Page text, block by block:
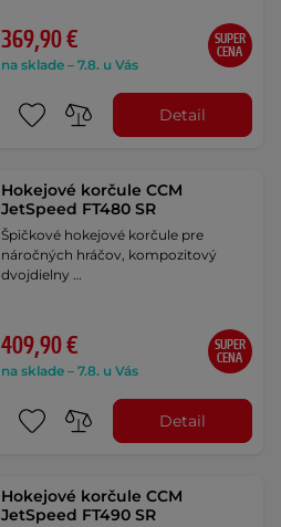
369,90 €
na sklade – 7.8. u Vás
SUPER
CENA
Detail
Hokejové korčule CCM
JetSpeed FT480 SR
Špičkové hokejové korčule pre
náročných hráčov, kompozitový
dvojdielny …
409,90 €
na sklade – 7.8. u Vás
SUPER
CENA
Detail
Hokejové korčule CCM
JetSpeed FT490 SR